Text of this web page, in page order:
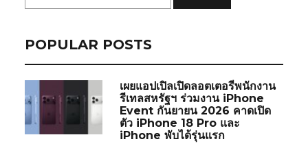
POPULAR POSTS
เผยแอปเปิลเปิดลอตเตอรีพนักงาน
รีเทลสหรัฐฯ ร่วมงาน iPhone
Event กันยายน 2026 คาดเปิด
ตัว iPhone 18 Pro และ
iPhone พับได้รุ่นแรก